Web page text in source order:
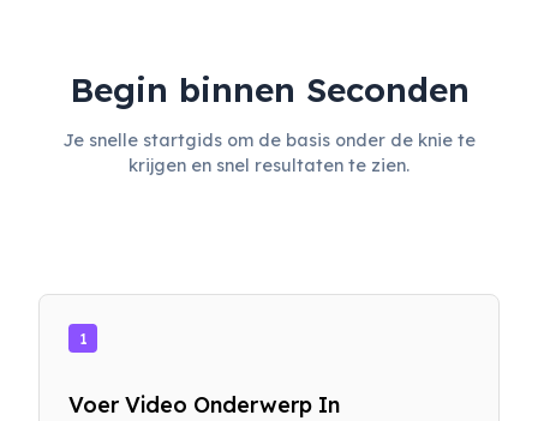
Begin binnen Seconden
Je snelle startgids om de basis onder de knie te
krijgen en snel resultaten te zien.
1
Voer Video Onderwerp In